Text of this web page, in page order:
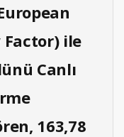
ile
Canlı
163,78